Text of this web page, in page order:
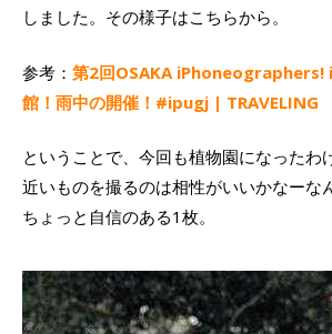
しました。その様子はこちらから。
参考： 第2回OSAKA iPhoneographers!
館！雨中の開催！#ipugj | TRAVELING
ということで、今回も植物園になったわ
近いものを撮るのは相性がいいかなーな
ちょっと自信のある1枚。